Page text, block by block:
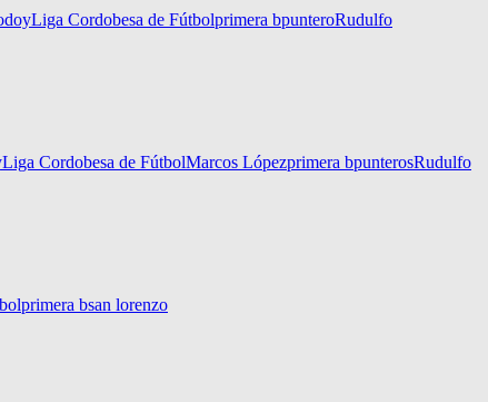
Liga Cordobesa de Fútbolprimera bpunteroRudulfo
Liga Cordobesa de FútbolMarcos Lópezprimera bpunterosRudulfo
primera bsan lorenzo